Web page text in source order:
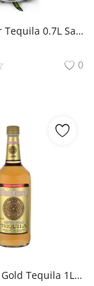
Salitos Silver Tequila 0.7L Salitos
0
Montezuma Gold Tequila 1L Montezuma